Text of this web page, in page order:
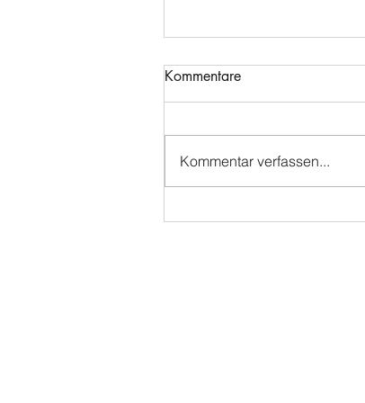
🌉Die Statik des
Kommentare
Kommentar verfassen...